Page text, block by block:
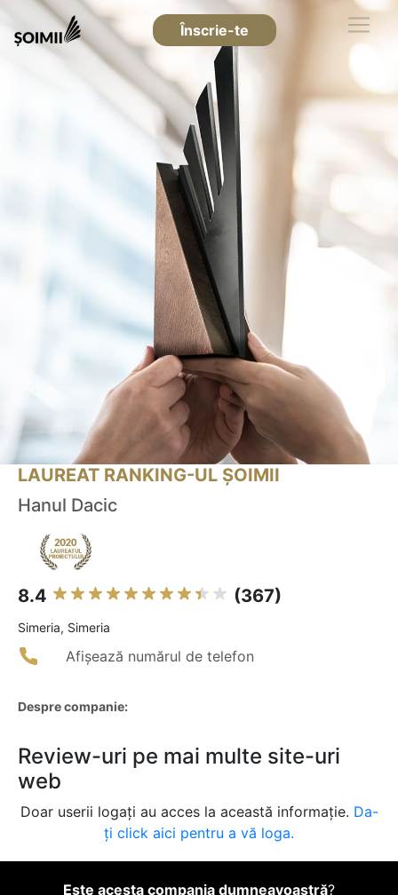
Înscrie-te
LAUREAT RANKING-UL ȘOIMII
Hanul Dacic
8.4 (367)
Simeria, Simeria
Afișează numărul de telefon
Despre companie:
Review-uri pe mai multe site-uri
web
Doar userii logați au acces la această informație. Da-
ți click aici pentru a vă loga.
Este acesta compania dumneavoastră?